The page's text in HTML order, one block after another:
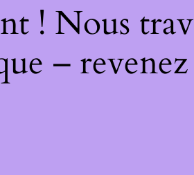
! Nous
–